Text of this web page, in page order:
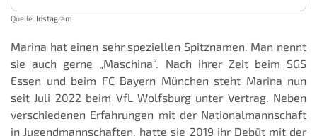
Quelle: Instagram
Marina hat einen sehr speziellen Spitznamen. Man nennt
sie auch gerne „Maschina“. Nach ihrer Zeit beim SGS
Essen und beim FC Bayern München steht Marina nun
seit Juli 2022 beim VfL Wolfsburg unter Vertrag. Neben
verschiedenen Erfahrungen mit der Nationalmannschaft
in Jugendmannschaften, hatte sie 2019 ihr Debüt mit der